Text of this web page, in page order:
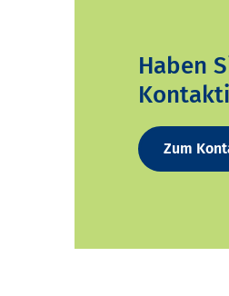
Haben
Zum